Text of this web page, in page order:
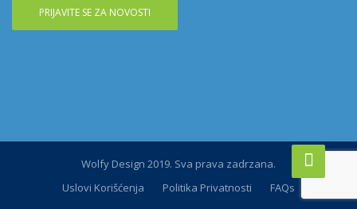
Wolfy Design 2019. Sva prava zadrzana.
Uslovi Korišćenja
Politika Privatnosti FAQs